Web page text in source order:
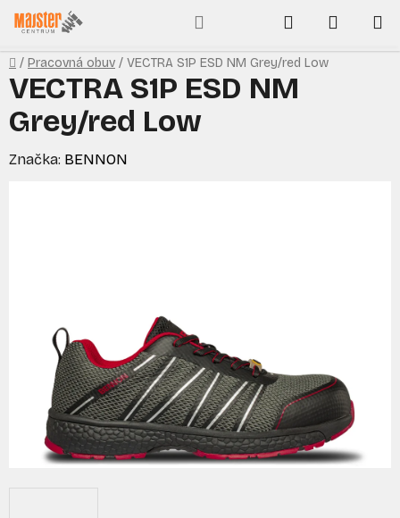
Prejsť
na
obsah
Hľadať
KOŠÍK
Domov
/ Pracovná obuv / VECTRA S1P ESD NM Grey/red Low
VECTRA S1P ESD NM
Grey/red Low
Značka: BENNON